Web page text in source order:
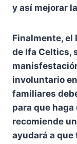
y así mejorar
Finalmente, el
de Ifa Celtics,
involuntario
familiares
para que
recomiende
ayudará a